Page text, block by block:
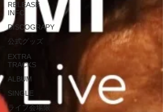
RELEASE
INFO
DISCOGRAPY
公式グッズ
EXTRA
TRACKS
ALBUM
SINGLE
ライブ会場限